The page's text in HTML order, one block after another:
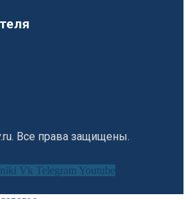
Все права защищены.
Vk Telegram Youtube